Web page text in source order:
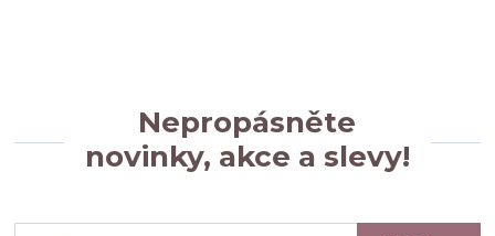
Nepropásněte
novinky, akce a slevy!